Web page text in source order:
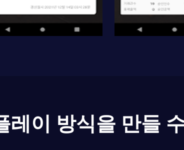
레이 방식을 만들